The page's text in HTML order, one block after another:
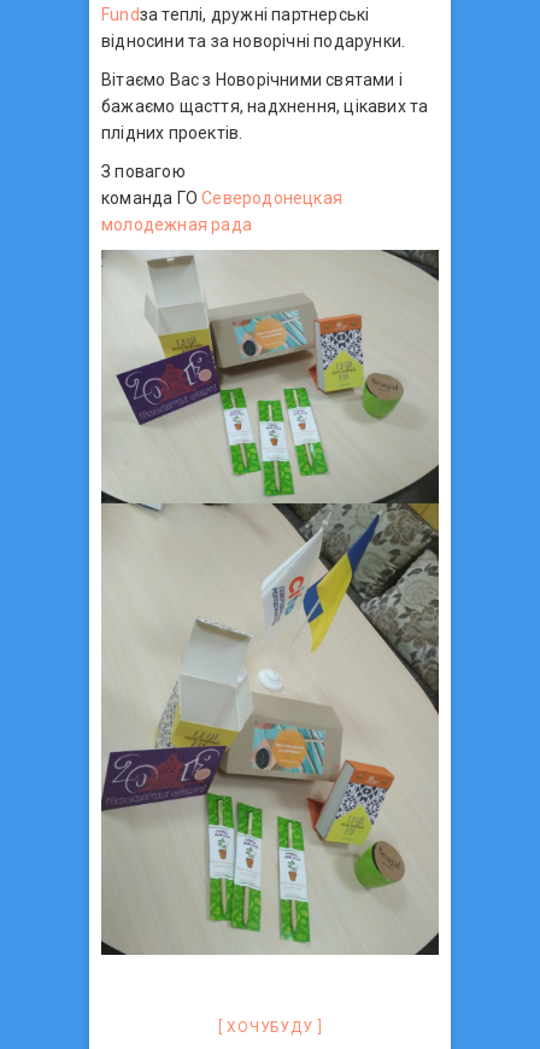
Fundза теплі, дружні партнерські
відносини та за новорічні подарунки.
Вітаємо Вас з Новорічними святами і
бажаємо щасття, надхнення, цікавих та
плідних проектів.
З повагою
команда ГОСеверодонецкая
молодежная рада
ХОЧУБУДУ